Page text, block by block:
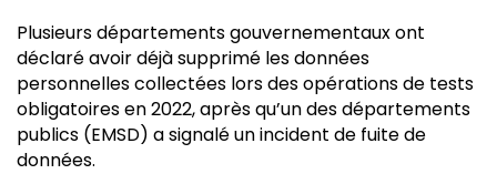
Plusieurs départements gouvernementaux ont
déclaré avoir déjà supprimé les données
personnelles collectées lors des opérations de tests
obligatoires en 2022, après qu’un des départements
publics (EMSD) a signalé un incident de fuite de
données.